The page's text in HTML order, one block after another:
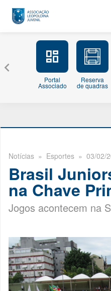
Portal
Associado
Reserva
de quadras
Notícias » Esportes » 03/02/
Brasil
na Chave
Jogos acontecem na